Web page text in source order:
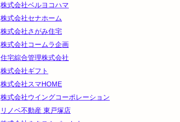
株式会社ベルヨコハマ
株式会社セナホーム
株式会社さがみ住宅
株式会社コームラ企画
住宅綜合管理株式会社
株式会社ギフト
株式会社スマHOME
株式会社ウイングコーポレーション
リノベ不動産 東戸塚店